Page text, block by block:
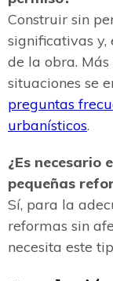
Construir sin
significativas y,
de la obra.
situaciones se
preguntas
urbanísticos.
¿Es necesario
pequeñas
Sí, para la
reformas sin
necesita este